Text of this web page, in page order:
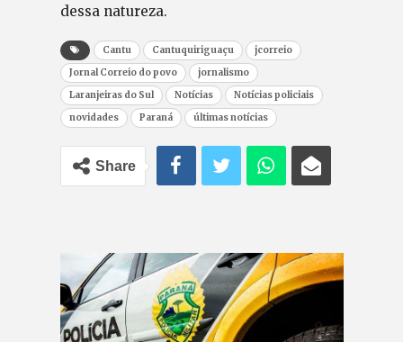
dessa natureza.
Cantu Cantuquiriguaçu
jcorreio
Jornal Correio do povo
jornalismo
Laranjeiras do Sul
Notícias
Notícias policiais
novidades
Paraná últimas notícias
Share